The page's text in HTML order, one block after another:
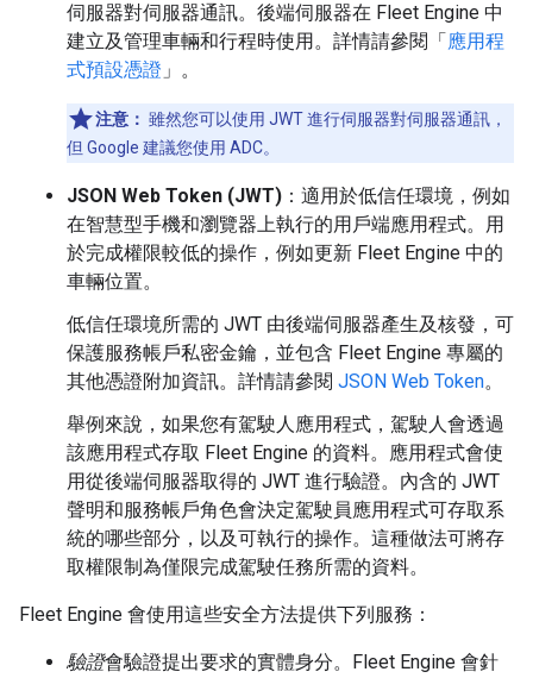
伺服器對伺服器通訊。後端伺服器在 Fleet Engine 中
建立及管理車輛和行程時使用。詳情請參閱「應用程
式預設憑證 」。
注意： 雖然您可以使用 JWT 進行伺服器對伺服器通訊，
但 Google 建議您使用 ADC。
JSON Web Token (JWT) ：適用於低信任環境，例如
在智慧型手機和瀏覽器上執行的用戶端應用程式。用
於完成權限較低的操作，例如更新 Fleet Engine 中的
車輛位置。
低信任環境所需的 JWT 由後端伺服器產生及核發，可
保護服務帳戶私密金鑰，並包含 Fleet Engine 專屬的
其他憑證附加資訊。詳情請參閱 JSON Web Token。
舉例來說，如果您有駕駛人應用程式，駕駛人會透過
該應用程式存取 Fleet Engine 的資料。應用程式會使
用從後端伺服器取得的 JWT 進行驗證。內含的 JWT
聲明和服務帳戶角色會決定駕駛員應用程式可存取系
統的哪些部分，以及可執行的操作。這種做法可將存
取權限制為僅限完成駕駛任務所需的資料。
Fleet Engine 會使用這些安全方法提供下列服務：
驗證會驗證提出要求的實體身分。Fleet Engine 會針